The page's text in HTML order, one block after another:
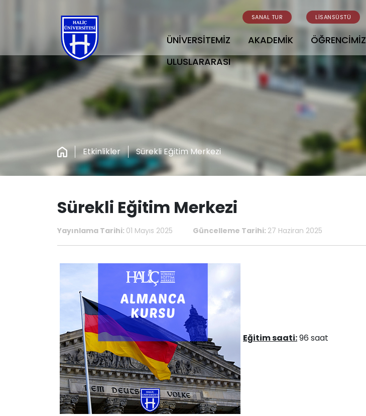
SANAL TUR LİSANSÜSTÜ
ÜNİVERSİTEMİZ AKADEMİK ÖĞRENCİMİZ
ULUSLARARASI
Etkinlikler Sürekli Eğitim Merkezi
Sürekli Eğitim Merkezi
Yayınlama Tarihi: 01 Mayıs 2025 Güncelleme Tarihi: 27 Haziran 2025
​​Eğitim saati:96 sa​at​